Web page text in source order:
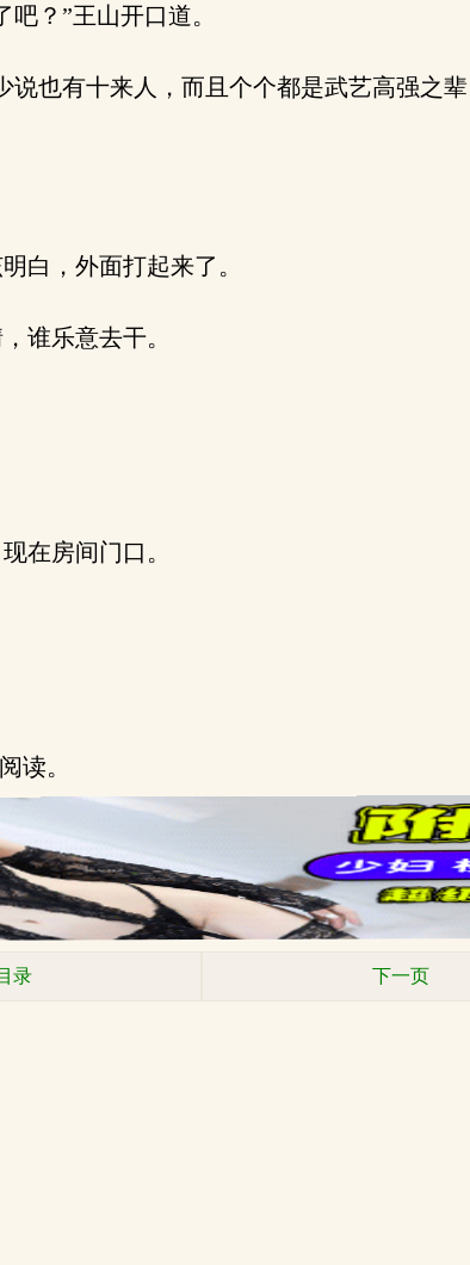
？”王山开口道。
也有十来人，而且个个都是武艺高强之
白，外面打起来了。
谁乐意去干。
在房间门口。
读。
录 下一页